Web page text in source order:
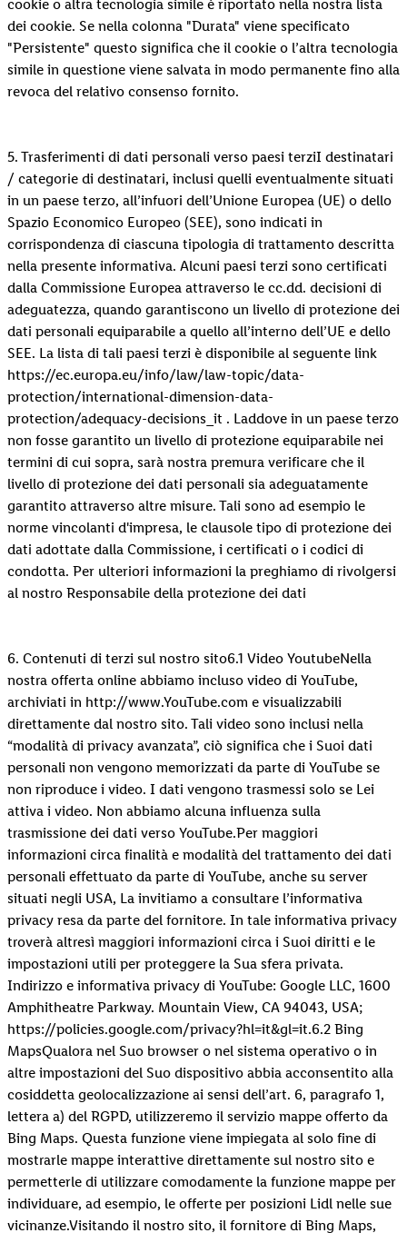
cookie o altra tecnologia simile è riportato nella nostra lista
dei cookie. Se nella colonna "Durata" viene specificato
"Persistente" questo significa che il cookie o l’altra tecnologia
simile in questione viene salvata in modo permanente fino alla
revoca del relativo consenso fornito.
5. Trasferimenti di dati personali verso paesi terziI destinatari
/ categorie di destinatari, inclusi quelli eventualmente situati
in un paese terzo, all’infuori dell’Unione Europea (UE) o dello
Spazio Economico Europeo (SEE), sono indicati in
corrispondenza di ciascuna tipologia di trattamento descritta
nella presente informativa. Alcuni paesi terzi sono certificati
dalla Commissione Europea attraverso le cc.dd. decisioni di
adeguatezza, quando garantiscono un livello di protezione dei
dati personali equiparabile a quello all’interno dell’UE e dello
SEE. La lista di tali paesi terzi è disponibile al seguente link
https://ec.europa.eu/info/law/law-topic/data-
protection/international-dimension-data-
protection/adequacy-decisions_it . Laddove in un paese terzo
non fosse garantito un livello di protezione equiparabile nei
termini di cui sopra, sarà nostra premura verificare che il
livello di protezione dei dati personali sia adeguatamente
garantito attraverso altre misure. Tali sono ad esempio le
norme vincolanti d'impresa, le clausole tipo di protezione dei
dati adottate dalla Commissione, i certificati o i codici di
condotta. Per ulteriori informazioni la preghiamo di rivolgersi
al nostro Responsabile della protezione dei dati
6. Contenuti di terzi sul nostro sito6.1 Video YoutubeNella
nostra offerta online abbiamo incluso video di YouTube,
archiviati in http://www.YouTube.com e visualizzabili
direttamente dal nostro sito. Tali video sono inclusi nella
“modalità di privacy avanzata”, ciò significa che i Suoi dati
personali non vengono memorizzati da parte di YouTube se
non riproduce i video. I dati vengono trasmessi solo se Lei
attiva i video. Non abbiamo alcuna influenza sulla
trasmissione dei dati verso YouTube.Per maggiori
informazioni circa finalità e modalità del trattamento dei dati
personali effettuato da parte di YouTube, anche su server
situati negli USA, La invitiamo a consultare l’informativa
privacy resa da parte del fornitore. In tale informativa privacy
troverà altresì maggiori informazioni circa i Suoi diritti e le
impostazioni utili per proteggere la Sua sfera privata.
Indirizzo e informativa privacy di YouTube: Google LLC, 1600
Amphitheatre Parkway. Mountain View, CA 94043, USA;
https://policies.google.com/privacy?hl=it&gl=it.6.2 Bing
MapsQualora nel Suo browser o nel sistema operativo o in
altre impostazioni del Suo dispositivo abbia acconsentito alla
cosiddetta geolocalizzazione ai sensi dell’art. 6, paragrafo 1,
lettera a) del RGPD, utilizzeremo il servizio mappe offerto da
Bing Maps. Questa funzione viene impiegata al solo fine di
mostrarle mappe interattive direttamente sul nostro sito e
permetterle di utilizzare comodamente la funzione mappe per
individuare, ad esempio, le offerte per posizioni Lidl nelle sue
vicinanze.Visitando il nostro sito, il fornitore di Bing Maps,